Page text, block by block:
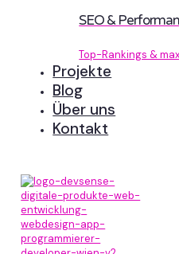
SEO &
Top-Rankings &
Projekte
Blog
Über uns
Kontakt